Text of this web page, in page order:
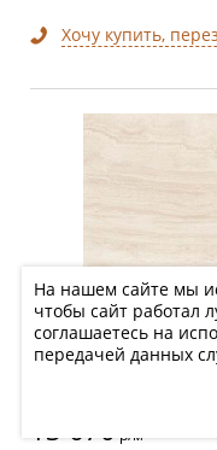
Хочу купить,
60x120 см
ВЕНА ВЫРЕЗ
13 670 р/м
На нашем сайте мы
чтобы сайт работал
соглашаетесь на
передачей данных